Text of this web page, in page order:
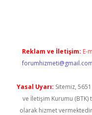
Reklam ve İletişim: E-
Yasal Uyarı: Sitemiz,
ve İletişim Kurumu (BTK)
olarak hizmet